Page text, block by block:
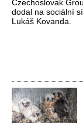
Czechoslovak
dodal na sociální
Lukáš Kovanda.